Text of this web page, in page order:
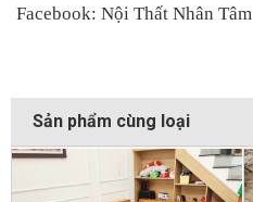
Facebook: Nội Thất Nhân Tâm
Sản phẩm cùng loại